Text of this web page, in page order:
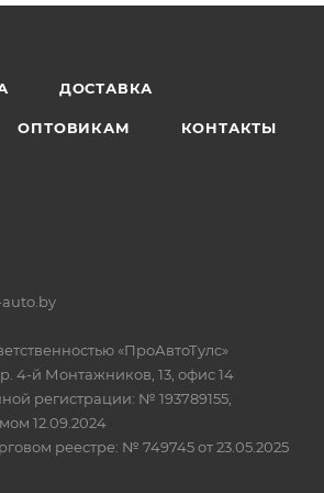
ДОСТАВКА
ОПТОВИКАМ КОНТАКТЫ
«ПроАвтоТулс»
4-й Монтажников, 13, офис 14
регистрации: № 193789155,
12.09.2024
реестре: № 749745 от 23.05.2025